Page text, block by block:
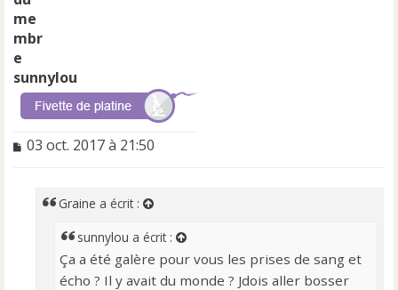
sunnylou
M
03 oct. 2017 à 21:50
Graine a écrit :
sunnylou a écrit :
Ça a été galère pour vous les prises de sang et
écho ? Il y avait du monde ? Jdois aller bosser